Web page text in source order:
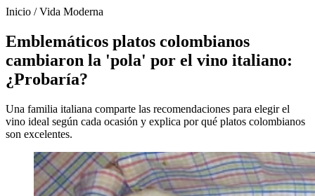
Inicio /Vida Moderna
Emblemáticos platos colombianos
cambiaron la 'pola' por el vino italiano:
¿Probaría?
Una familia italiana comparte las recomendaciones para elegir el
vino ideal según cada ocasión y explica por qué platos colombianos
son excelentes.